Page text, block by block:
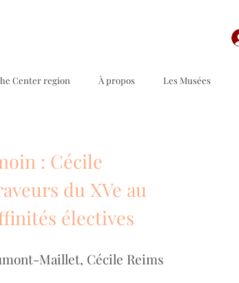
Center region À propos Les Musées
: Cécile
du XVe au
électives
Maillet, Cécile Reims